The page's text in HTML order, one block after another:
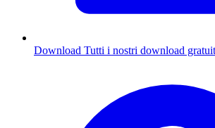
Download Tutti i nostri download